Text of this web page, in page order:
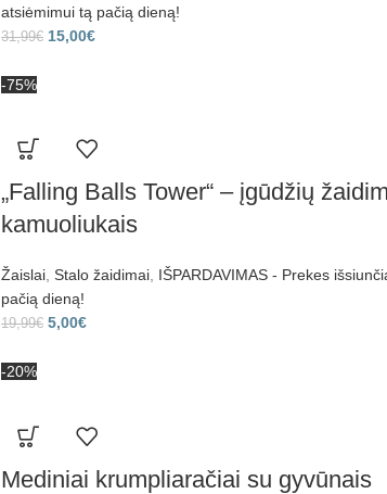
atsiėmimui tą pačią dieną!
31,99€ 15,00€
-75%
„Falling Balls Tower“ – įgūdžių
kamuoliukais
Žaislai Stalo žaidimai IŠPARDAVIMAS - Prekes
pačią dieną!
19,99€ 5,00€
-20%
Mediniai krumpliaračiai su gyvūnais